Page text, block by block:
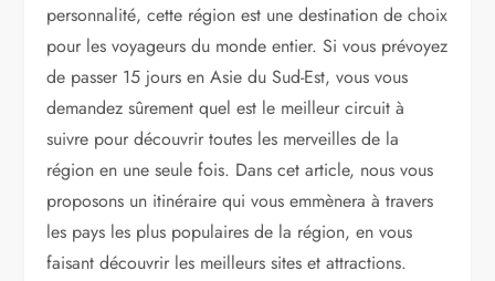
personnalité, cette région est une destination de choix
pour les voyageurs du monde entier. Si vous prévoyez
de passer 15 jours en Asie du Sud-Est, vous vous
demandez sûrement quel est le meilleur circuit à
suivre pour découvrir toutes les merveilles de la
région en une seule fois. Dans cet article, nous vous
proposons un itinéraire qui vous emmènera à travers
les pays les plus populaires de la région, en vous
faisant découvrir les meilleurs sites et attractions.